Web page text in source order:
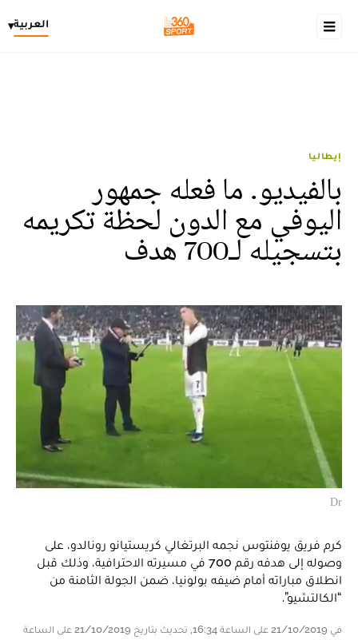
العربية▾
إيطاليا
بالفيديو. ما فعله جمهور
اليوفي مع الدون لحظة تكريمه
بتسجيله لـ700 هدف
Dr
كرم فريق يوفنتوس نجمه البرتغالي كريستيانو رونالدو، على
وصوله إلى هدفه رقم 700 في مسيرته الاحترافية، وذلك قبل
انطلاق مباراته أمام ضيفه بولونيا، ضمن الجولة الثامنة من
“الكالتشيو”.
في 21/10/2019 على الساعة 16:34, تحديث بتاريخ 21/10/2019 على الساعة